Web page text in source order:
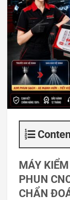
MÁY
PHUN
CHẨN